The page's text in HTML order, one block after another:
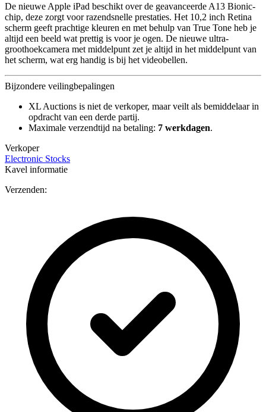
De nieuwe Apple iPad beschikt over de geavanceerde A13 Bionic-
chip, deze zorgt voor razendsnelle prestaties. Het 10,2 inch Retina
scherm geeft prachtige kleuren en met behulp van True Tone heb je
altijd een beeld wat prettig is voor je ogen. De nieuwe ultra-
groothoekcamera met middelpunt zet je altijd in het middelpunt van
het scherm, wat erg handig is bij het videobellen.
Bijzondere veilingbepalingen
XL Auctions is niet de verkoper, maar veilt als bemiddelaar in
opdracht van een derde partij.
Maximale verzendtijd na betaling: 7 werkdagen.
Verkoper
Electronic Stocks
Kavel informatie
Verzenden: